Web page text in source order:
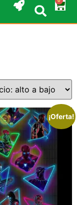
¡Oferta!